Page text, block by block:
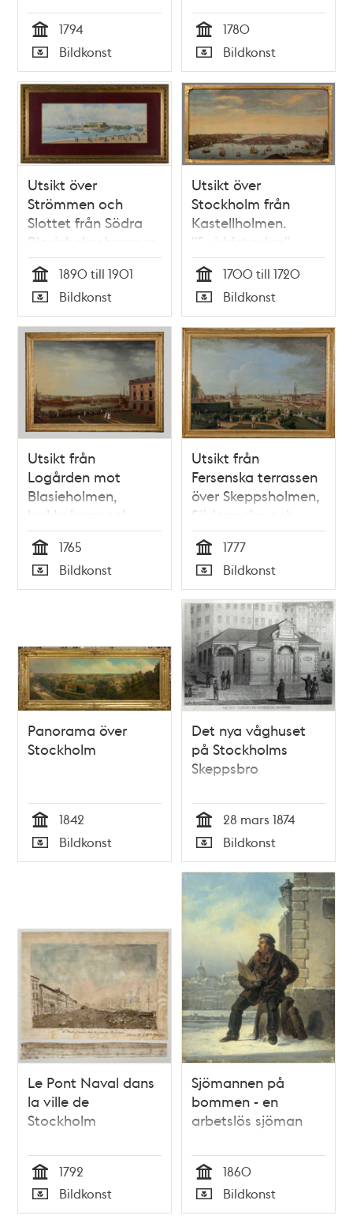
Tid
1794
Typ
Bildkonst Tid
1780
Typ
Bildkonst
Utsikt över
Strömmen och
Slottet från Södra
Blasieholmshamnen
Tid
1890 till 1901
Typ
Bildkonst
Utsikt över
Stockholm från
Kastellholmen.
"Swiddetavlan"
(efter Willem
Swiddes kopparstick
i Suecia antiqua)
Tid
1700 till 1720
Typ
Bildkonst
Utsikt från
Logården mot
Blasieholmen,
kyrkholmen och
Skeppsholmen
Tid
1765
Typ
Bildkonst
Utsikt från
Fersenska terrassen
över Skeppsholmen,
Södermalm och
Staden
Tid
1777
Typ
Bildkonst
Panorama över
Stockholm
Tid
1842
Typ
Bildkonst
Det nya våghuset
på Stockholms
Skeppsbro
Tid
28 mars 1874
Typ
Bildkonst
Le Pont Naval dans
la ville de
Stockholm
Tid
1792
Typ
Bildkonst
Sjömannen på
bommen - en
arbetslös sjöman
Tid
1860
Typ
Bildkonst